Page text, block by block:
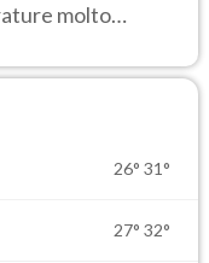
molto
26° 31°
27° 32°